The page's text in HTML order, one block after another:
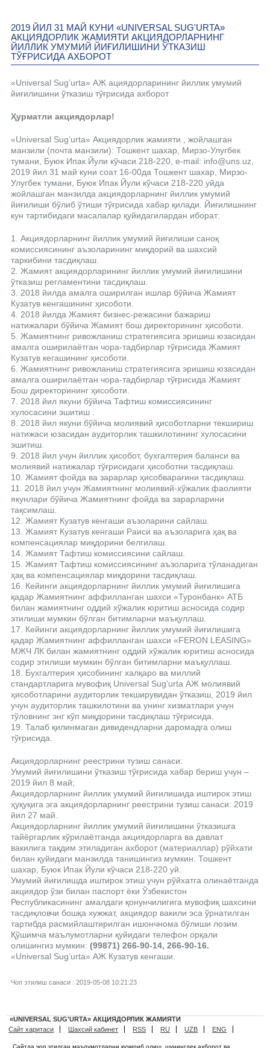
2019 ЙИЛ 31 МАЙ КУНИ «UNIVERSAL SUG'URTA»
АКЦИЯДОРЛИК ЖАМИЯТИ АКЦИЯДОРЛАРНИНГ
ЙИЛЛИК УМУМИЙ ЙИҒИЛИШИНИ ЎТКАЗИШ
ТЎҒРИСИДА АХБОРОТ
«Universal Sug’urta» АЖ ациядорларининг йиллик умумий
йиғилишини ўтказиш тўғрисида ахборот
Ҳурматли акциядорлар!
«Universal Sug’urta» Акциядорлик жамияти , жойлашган
манзили (почта манзили): Тошкент шахар, Мирзо-Улугбек
тумани, Буюк Ипак Йули кўчаси 218-220, e-mail: info@uns.uz,
2019 йил 31 май куни соат 16-00да Тошкент шахар, Мирзо-
Улугбек тумани, Буюк Ипак Йули кўчаси 218-220 уйда
жойлашган манзилда акциядорларнинг йиллик умумий
йиғилиши бўлиб ўтиши тўғрисида хабар қилади. Йиғилишнинг
кун тартибидаги масалалар қуйидагилардан иборат:
1. Акциядорларнинг йиллик умумий йиғилиши саноқ
комиссиясининг аъзоларининг миқдорий ва шахсий
таркибини тасдиқлаш.
2. Жамият акциядорларининг йиллик умумий йиғилишини
ўтказиш регламентини тасдиқлаш.
3. 2018 йилда амалга оширилган ишлар бўйича Жамият
Кузатув кенгашининг ҳисоботи.
4. 2018 йилда Жамият бизнес-режасини бажариш
натижалари бўйича Жамият бош директорининг ҳисоботи.
5. Жамиятнинг ривожланиш стратегиясига эришиш юзасидан
амалга оширилаётган чора-тадбирлар тўғрисида Жамият
Кузатув кегашининг ҳисоботи.
6. Жамиятнинг ривожланиш стратегиясига эришиш юзасидан
амалга оширилаётган чора-тадбирлар тўғрисида Жамият
Бош директорининг ҳисоботи.
7. 2018 йил якуни бўйича Тафтиш комиссиясининг
хулосасини эшитиш .
8. 2018 йил якуни бўйича молиявий ҳисоботларни текшириш
натижаси юзасидан аудиторлик ташкилотининг хулосасини
эшитиш.
9. 2018 йил учун йиллик ҳисобот, бухгалтерия баланси ва
молиявий натижалар тўғрисидаги ҳисоботни тасдиқлаш.
10. Жамият фойда ва зарарлар ҳисобварағини тасдиқлаш.
11. 2018 йил учун Жамиятнинг молиявий-хўжалик фаолияти
якунлари бўйича Жамиятнинг фойда ва зарарларини
тақсимлаш.
12. Жамият Кузатув кенгаши аъзоларини сайлаш.
13. Жамият Кузатув кенгаши Раиси ва аъзоларига ҳақ ва
компенсациялар миқдорини белгилаш.
14. Жамият Тафтиш комиссиясини сайлаш.
15. Жамият Тафтиш комиссиясининг аъзоларига тўланадиган
ҳақ ва компенсациялар миқдорини тасдиқлаш.
16. Кейинги акциядорларнинг йиллик умумий йиғилишига
қадар Жамиятнинг аффилланган шахси «Туронбанк» АТБ
билан жамиятнинг оддий хўжалик юритиш асносида содир
этилиши мумкин бўлган битимларни маъқуллаш.
17. Кейинги акциядорларнинг йиллик умумий йиғилишига
қадар Жамиятнинг аффилланган шахси «FERON LEASING»
МЖЧ ЛК билан жамиятнинг оддий хўжалик юритиш асносида
содир этилиши мумкин бўлган битимларни маъқуллаш.
18. Бухгалтерия ҳисобининг халқаро ва миллий
стандартларига мувофиқ Universal Sug'urta АЖ молиявий
ҳисоботларини аудиторлик текширувидан ўтказиш, 2019 йил
учун аудиторлик ташкилотини ва унинг хизматлари учун
тўловнинг энг кўп миқдорини тасдиқлаш тўғрисида.
19. Талаб қилинмаган дивидендларни даромадга олиш
тўғрисида.
Акциядорларнинг реестрини тузиш санаси:
Умумий йиғилишини ўтказиш тўғрисида хабар бериш учун –
2019 йил 8 май;
Акциядорларнинг йиллик умумий йиғилишида иштирок этиш
ҳуқуқига эга акциядорларнинг реестрини тузиш санаси: 2019
йил 27 май.
Акциядорларнинг йиллик умумий йиғилишини ўтказишга
тайёргарлик кўрилаётганда акциядорларга ва давлат
вакилига тақдим этиладиган ахборот (материаллар) рўйхати
билан қуйидаги манзилда танишингиз мумкин: Тошкент
шахар, Буюк Ипак Йули кўчаси 218-220 уй.
Умумий йиғилишда иштирок этиш учун рўйхатга олинаётганда
акциядор ўзи билан паспорт ёки Ўзбекистон
Республикасининг амалдаги қонунчилигига мувофиқ шахсини
тасдиқловчи бошқа хужжат, акциядор вакили эса ўрнатилган
тартибда расмийлаштирилган ишончнома бўлиши лозим.
Қўшимча маълумотларни қуйидаги телефон орқали
олишингиз мумкин: (99871) 266-90-14, 266-90-16.
«Universal Sug’urta» АЖ Кузатув кенгаши.
Чоп этилиш санаси : 2019-05-08 10:21:23
«UNIVERSAL SUG'URTA» АКЦИЯДОРЛИК ЖАМИЯТИ
Сайт харитаси
Шахсий кабинет RSS RU UZB ENG
Сайтда чоп этилган маълумотларни кучириб олиш, шунингдек ахборот ва